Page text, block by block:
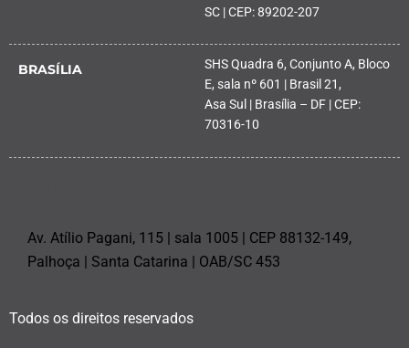
SC | CEP: 89202-207
BRASÍLIA
SHS Quadra 6, Conjunto A, Bloco
E, sala nº 601 | Brasil 21,
Asa Sul | Brasília – DF | CEP:
70316-10
Av. Atílio Pagani, 115 | sala 1005 | CEP 88132-149,
Palhoça | Santa Catarina | OAB/SC 453
Todos os direitos reservados